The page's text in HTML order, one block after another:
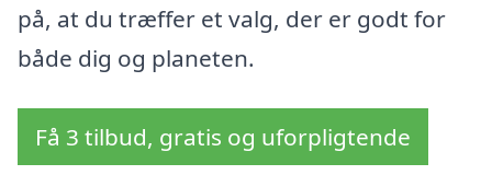
på, at du træffer et valg, der er godt for
både dig og planeten.
Få 3 tilbud, gratis og uforpligtende